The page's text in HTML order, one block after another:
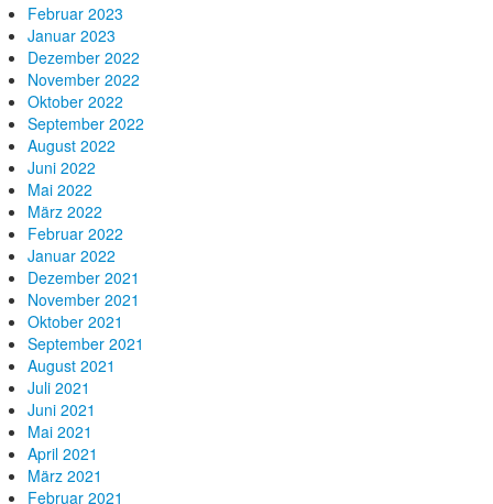
Februar 2023
Januar 2023
Dezember 2022
November 2022
Oktober 2022
September 2022
August 2022
Juni 2022
Mai 2022
März 2022
Februar 2022
Januar 2022
Dezember 2021
November 2021
Oktober 2021
September 2021
August 2021
Juli 2021
Juni 2021
Mai 2021
April 2021
März 2021
Februar 2021